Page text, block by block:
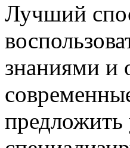
Лучший
знаниями и
предложить